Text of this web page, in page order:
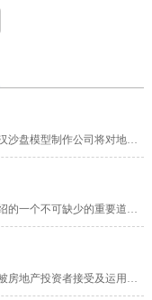
由于很多网友对沙盘模型的要点把握不到位，武汉沙盘模型制作公司将对地形沙盘的基本要求...
在日常中，我们不难发现，房地产模型是楼盘介绍的一个不可缺少的重要道具，同时也是将整...
武汉健身房模型制作是销售最好的助手。以广泛被房地产投资者接受及运用，带来的商业价值...